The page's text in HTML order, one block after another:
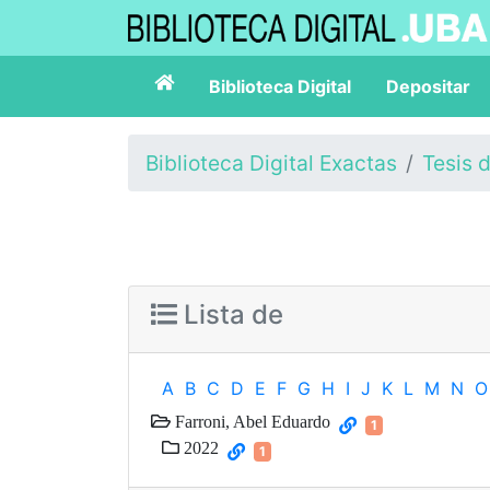
Biblioteca Digital Depositar
Biblioteca Digital Exactas Tesis
Lista de
A B C D E F G H I J K L M N O
Farroni, Abel Eduardo 1
2022 1